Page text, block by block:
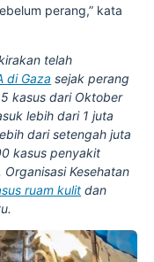
perang,” kata
telah
di Gaza sejak perang
kasus dari Oktober
lebih dari 1 juta
dari setengah juta
kasus penyakit
Kesehatan
ruam kulit dan